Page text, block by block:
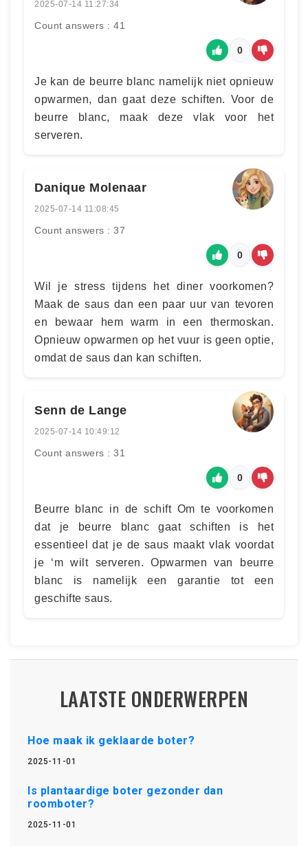
2025-07-14 11:27:34
Count answers : 41
0
Je kan de beurre blanc namelijk niet opnieuw
opwarmen, dan gaat deze schiften. Voor de
beurre blanc, maak deze vlak voor het
serveren.
Danique Molenaar
2025-07-14 11:08:45
Count answers : 37
0
Wil je stress tijdens het diner voorkomen?
Maak de saus dan een paar uur van tevoren
en bewaar hem warm in een thermoskan.
Opnieuw opwarmen op het vuur is geen optie,
omdat de saus dan kan schiften.
Senn de Lange
2025-07-14 10:49:12
Count answers : 31
0
Beurre blanc in de schift Om te voorkomen
dat je beurre blanc gaat schiften is het
essentieel dat je de saus maakt vlak voordat
je ‘m wilt serveren. Opwarmen van beurre
blanc is namelijk een garantie tot een
geschifte saus.
LAATSTE ONDERWERPEN
Hoe maak ik geklaarde boter?
2025-11-01
Is plantaardige boter gezonder dan
roomboter?
2025-11-01